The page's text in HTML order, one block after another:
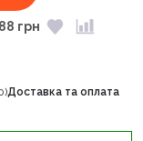
грн
Доставка та оплата